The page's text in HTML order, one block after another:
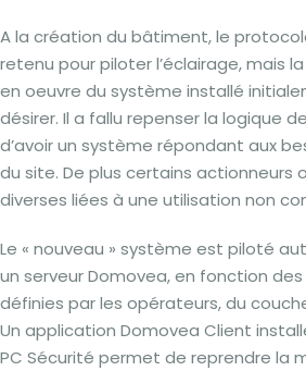
A la création du bâtiment, le
retenu pour piloter l’éclairage, mais
en oeuvre du système installé
désirer. Il a fallu repenser la logique
d’avoir un système répondant aux
du site. De plus certains actionneurs
diverses liées à une utilisation non
Le « nouveau » système est piloté
un serveur Domovea, en fonction
définies par les opérateurs, du
Un application Domovea Client
PC Sécurité permet de reprendre la